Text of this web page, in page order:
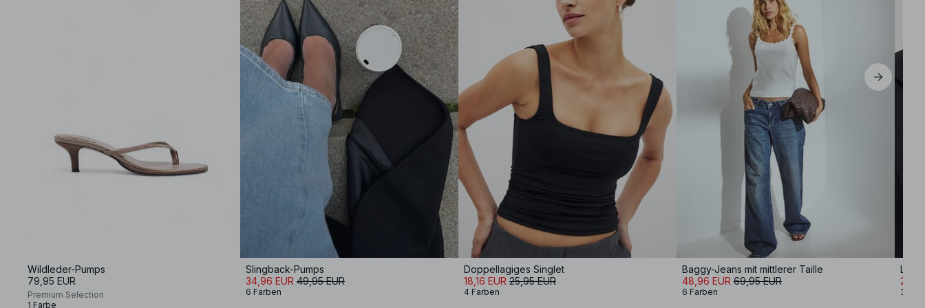
Wildleder-Pumps
79,95 EUR
Premium Selection
1 Farbe
Slingback-Pumps
34,96 EUR 49,95 EUR
6 Farben
Doppellagiges Singlet
18,16 EUR 25,95 EUR
4 Farben
Baggy-Jeans mit mittlerer Taille
48,96 EUR 69,95 EUR
6 Farben 3